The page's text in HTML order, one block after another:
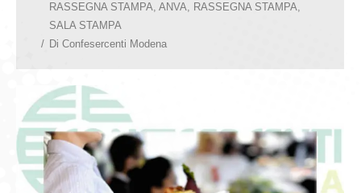
RASSEGNA STAMPA, ANVA, RASSEGNA STAMPA,
SALA STAMPA
Di Confesercenti Modena